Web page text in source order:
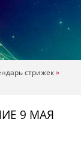
стрижек»
9 МАЯ